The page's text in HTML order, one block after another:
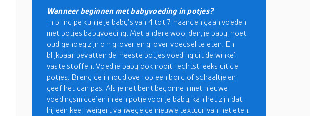
Wanneer beginnen met babyvoeding in potjes?
In principe kun je je baby's van 4 tot 7 maanden gaan voeden
met potjes babyvoeding. Met andere woorden, je baby moet
oud genoeg zijn om grover en grover voedsel te eten. En
blijkbaar bevatten de meeste potjes voeding uit de winkel
vaste stoffen. Voed je baby ook nooit rechtstreeks uit de
potjes. Breng de inhoud over op een bord of schaaltje en
geef het dan pas. Als je net bent begonnen met nieuwe
voedingsmiddelen in een potje voor je baby, kan het zijn dat
hij een keer weigert vanwege de nieuwe textuur van het eten.